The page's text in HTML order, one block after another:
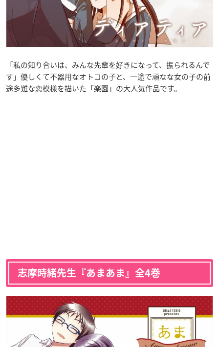
「私の知り合いは、みんな先輩を好きになって、振られるんで
す」優しくて不器用なオトコの子と、一途で頑なな女の子の前
途多難な恋模様を描いた「楽園」の大人気作品です。
志摩時緒先生『あまあま』全4巻